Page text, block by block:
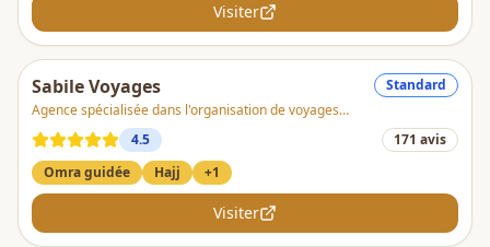
Visiter
Sabile Voyages
Agence spécialisée dans l'organisation de voyages
spirituels
Standard
4.5 171 avis
Omra guidée
Hajj +1
Visiter